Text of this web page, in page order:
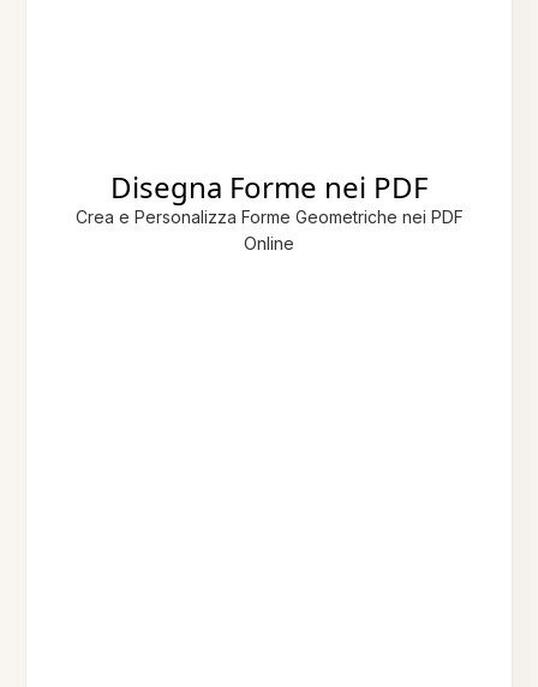
Disegna Forme nei PDF
Crea e Personalizza Forme Geometriche nei PDF
Online